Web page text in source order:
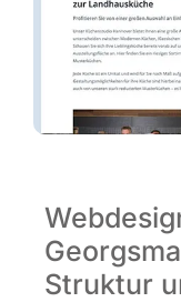
Struktur